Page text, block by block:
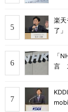
楽天
了
「
言